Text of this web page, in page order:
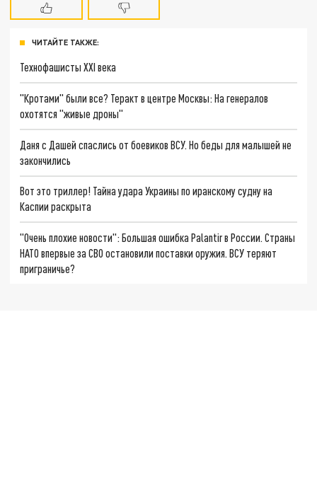
ЧИТАЙТЕ ТАКЖЕ:
Технофашисты XXI века
"Кротами" были все? Теракт в центре Москвы: На генералов
охотятся "живые дроны"
Даня с Дашей спаслись от боевиков ВСУ. Но беды для малышей не
закончились
Вот это триллер! Тайна удара Украины по иранскому судну на
Каспии раскрыта
"Очень плохие новости": Большая ошибка Palantir в России. Страны
НАТО впервые за СВО остановили поставки оружия. ВСУ теряют
приграничье?